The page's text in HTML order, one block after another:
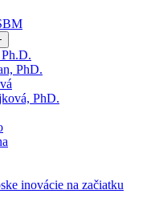
PhD.
PhD.
inovácie na začiatku